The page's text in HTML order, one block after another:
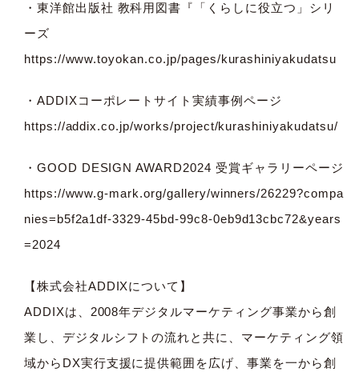
・東洋館出版社 教科用図書『「くらしに役立つ」シリ
ーズ
https://www.toyokan.co.jp/pages/kurashiniyakudatsu
・ADDIXコーポレートサイト実績事例ページ
https://addix.co.jp/works/project/kurashiniyakudatsu/
・GOOD DESIGN AWARD2024 受賞ギャラリーページ
https://www.g-mark.org/gallery/winners/26229?compa
nies=b5f2a1df-3329-45bd-99c8-0eb9d13cbc72&years
=2024
【株式会社ADDIXについて】
ADDIXは、2008年デジタルマーケティング事業から創
業し、デジタルシフトの流れと共に、マーケティング領
域からDX実行支援に提供範囲を広げ、事業を一から創